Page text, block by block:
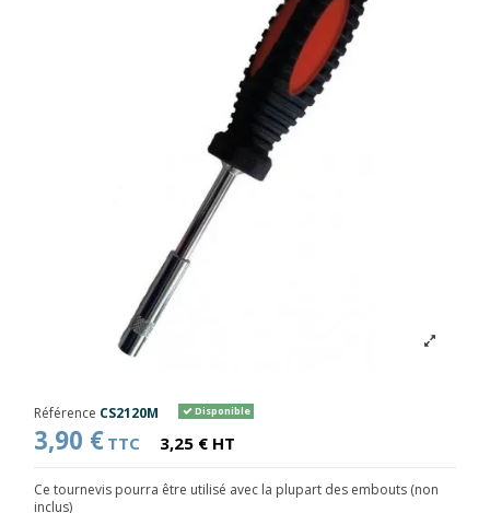
Référence CS2120M Disponible
3,90 € TTC 3,25 € HT
Ce tournevis pourra être utilisé avec la plupart des embouts (non
inclus)